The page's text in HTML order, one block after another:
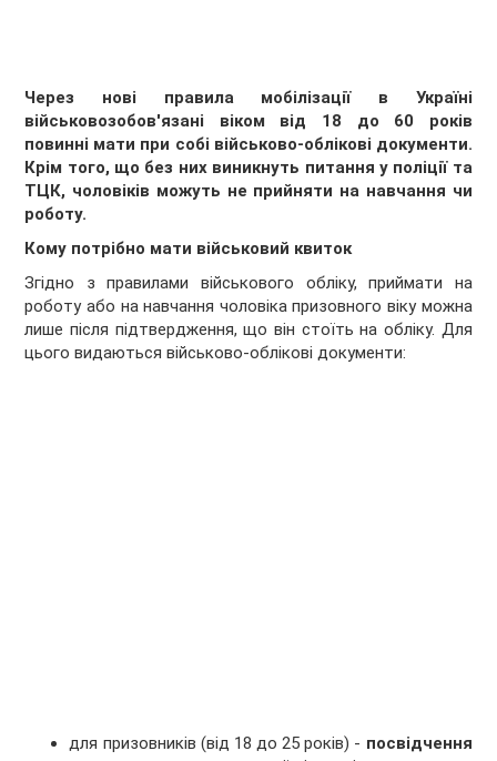
Через нові правила мобілізації в Україні
військовозобов'язані віком від 18 до 60 років
повинні мати при собі військово-облікові документи.
Крім того, що без них виникнуть питання у поліції та
ТЦК, чоловіків можуть не прийняти на навчання чи
роботу.
Кому потрібно мати військовий квиток
Згідно з правилами військового обліку, приймати на
роботу або на навчання чоловіка призовного віку можна
лише після підтвердження, що він стоїть на обліку. Для
цього видаються військово-облікові документи:
для призовників (від 18 до 25 років) - посвідчення